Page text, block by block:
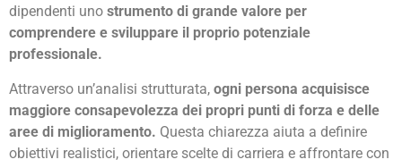
dipendenti uno strumento di grande valore per
comprendere e sviluppare il proprio potenziale
professionale.
Attraverso un’analisi strutturata, ogni persona acquisisce
maggiore consapevolezza dei propri punti di forza e delle
aree di miglioramento. Questa chiarezza aiuta a definire
obiettivi realistici, orientare scelte di carriera e affrontare con